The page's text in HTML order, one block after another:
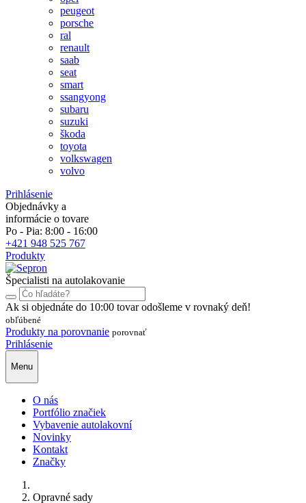
peugeot
porsche
ral
renault
saab
seat
smart
ssangyong
subaru
suzuki
škoda
toyota
volkswagen
volvo
Prihlásenie
Objednávky a
informácie o tovare
Po - Pia: 8:00 - 16:00
+421 948 525 767
Produkty
Špecialisti na autolakovanie
Ak si objednáte do 10:00 tovar odošleme v rovnaký deň!
obľúbené
Produkty na porovnanie porovnať
Prihlásenie
Menu
O nás
Portfólio značiek
Vybavenie autolakovní
Novinky
Kontakt
Značky
Opravné sady